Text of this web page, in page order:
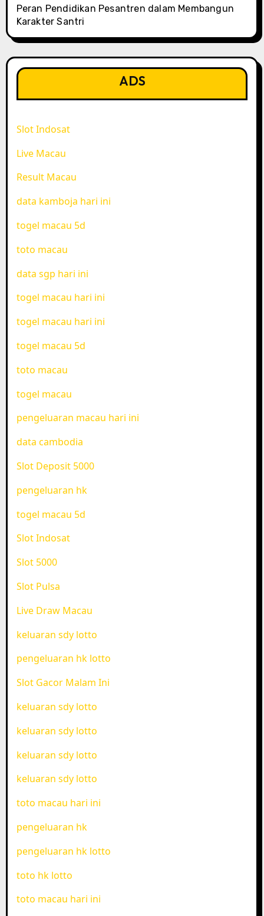
Peran Pendidikan Pesantren dalam Membangun
Karakter Santri
ADS
Slot Indosat
Live Macau
Result Macau
data kamboja hari ini
togel macau 5d
toto macau
data sgp hari ini
togel macau hari ini
togel macau hari ini
togel macau 5d
toto macau
togel macau
pengeluaran macau hari ini
data cambodia
Slot Deposit 5000
pengeluaran hk
togel macau 5d
Slot Indosat
Slot 5000
Slot Pulsa
Live Draw Macau
keluaran sdy lotto
pengeluaran hk lotto
Slot Gacor Malam Ini
keluaran sdy lotto
keluaran sdy lotto
keluaran sdy lotto
keluaran sdy lotto
toto macau hari ini
pengeluaran hk
pengeluaran hk lotto
toto hk lotto
toto macau hari ini